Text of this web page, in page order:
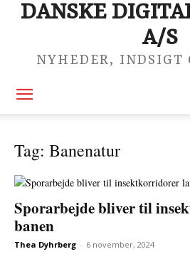
DANSKE
A/S
NYHEDER, INDSIGT
Tag: Banenatur
Sporarbejde bliver til
banen
Thea Dyhrberg - 6 november, 2024